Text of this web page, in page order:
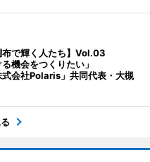
布で輝く人たち】Vol.03
る機会をつくりたい」
式会社Polaris」共同代表・大槻